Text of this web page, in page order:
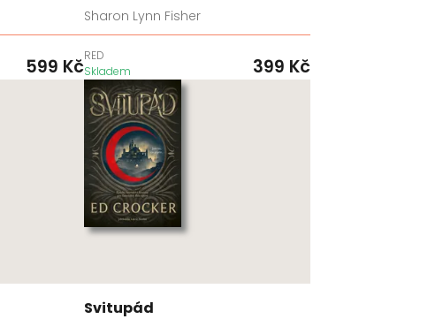
599 Kč
Sharon Lynn Fisher
RED
Skladem
399 Kč
Svitupád